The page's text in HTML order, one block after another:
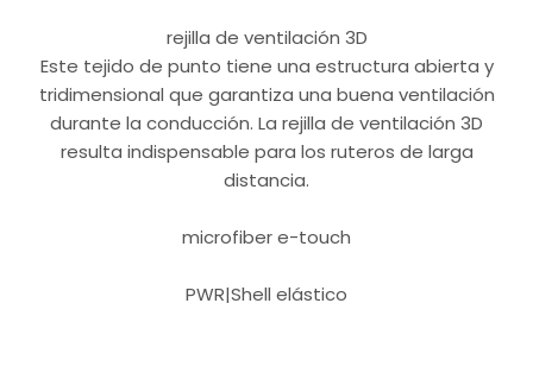
rejilla de ventilación 3D
Este tejido de punto tiene una estructura abierta y
tridimensional que garantiza una buena ventilación
durante la conducción. La rejilla de ventilación 3D
resulta indispensable para los ruteros de larga
distancia.
microfiber e-touch
PWR|Shell elástico